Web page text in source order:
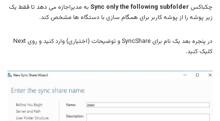
چکباکس Sync only the following subfolder به مدیراجازه می دهد تا فقط یک
زیر پوشه را از پوشه کاربر برای همگام سازی با دستگاه ها مشخص کند.
در پنجره بعد یک نام برای SyncShare و توضیحات (اختیاری) وارد کنید و روی Next
کلیک کنید.